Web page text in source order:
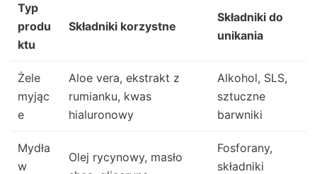
Typ
produ
ktu
Składniki korzystne
Składniki do
unikania
Żele
myjąc
e
Aloe vera, ekstrakt z
rumianku, kwas
hialuronowy
Alkohol, SLS,
sztuczne
barwniki
Mydła
w
Olej rycynowy, masło
Fosforany,
składniki